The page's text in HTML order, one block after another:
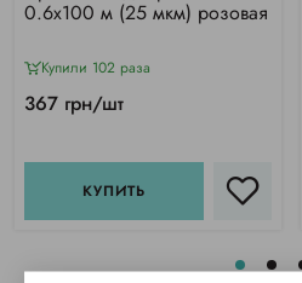
0.6х100 м (25 мкм) розовая
Купили 102 раза
367 грн/шт
КУПИТЬ